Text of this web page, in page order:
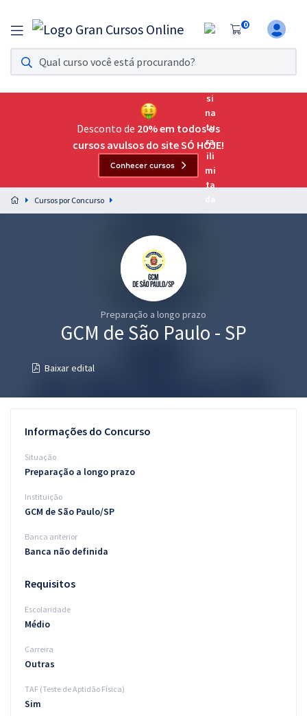
0
Assinatura Ilimitada 11
Acesso a todos os cursos. Teste grátis por 7 dias!
Assinatura OAB Até Passar
Acesso ilimitado a toda preparação para o Exame da
Preparação completa e intensiva para as principais
residências em saúde do Brasil
Conteúdo gratuito
Desconto de 20% em todos os
cursos avulsos do site SÓ HOJE!
Conhecer cursos
Cursos por Concurso
Preparação a longo prazo
GCM de São Paulo - SP
Baixar edital
Informações do Concurso
Situação
Preparação a longo prazo
Instituição
GCM de São Paulo/SP
Banca anterior
Banca não definida
Requisitos
Escolaridade
Médio
Carreira
Outras
TAF (Teste de Aptidão Física)
Sim